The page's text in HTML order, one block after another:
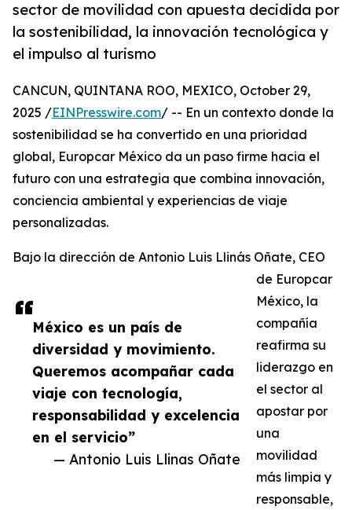
sector de movilidad con apuesta decidida por
la sostenibilidad, la innovación tecnológica y
el impulso al turismo
México es un país de
diversidad y movimiento.
Queremos acompañar cada
viaje con tecnología,
responsabilidad y excelencia
en el servicio”
— Antonio Luis Llinas Oñate
CANCUN, QUINTANA ROO, MEXICO, October 29,
2025 /EINPresswire.com/ -- En un contexto donde la
sostenibilidad se ha convertido en una prioridad
global, Europcar México da un paso firme hacia el
futuro con una estrategia que combina innovación,
conciencia ambiental y experiencias de viaje
personalizadas.
Bajo la dirección de Antonio Luis Llinás Oñate, CEO
de Europcar
México, la
compañía
reafirma su
liderazgo en
el sector al
apostar por
una
movilidad
más limpia y
responsable,